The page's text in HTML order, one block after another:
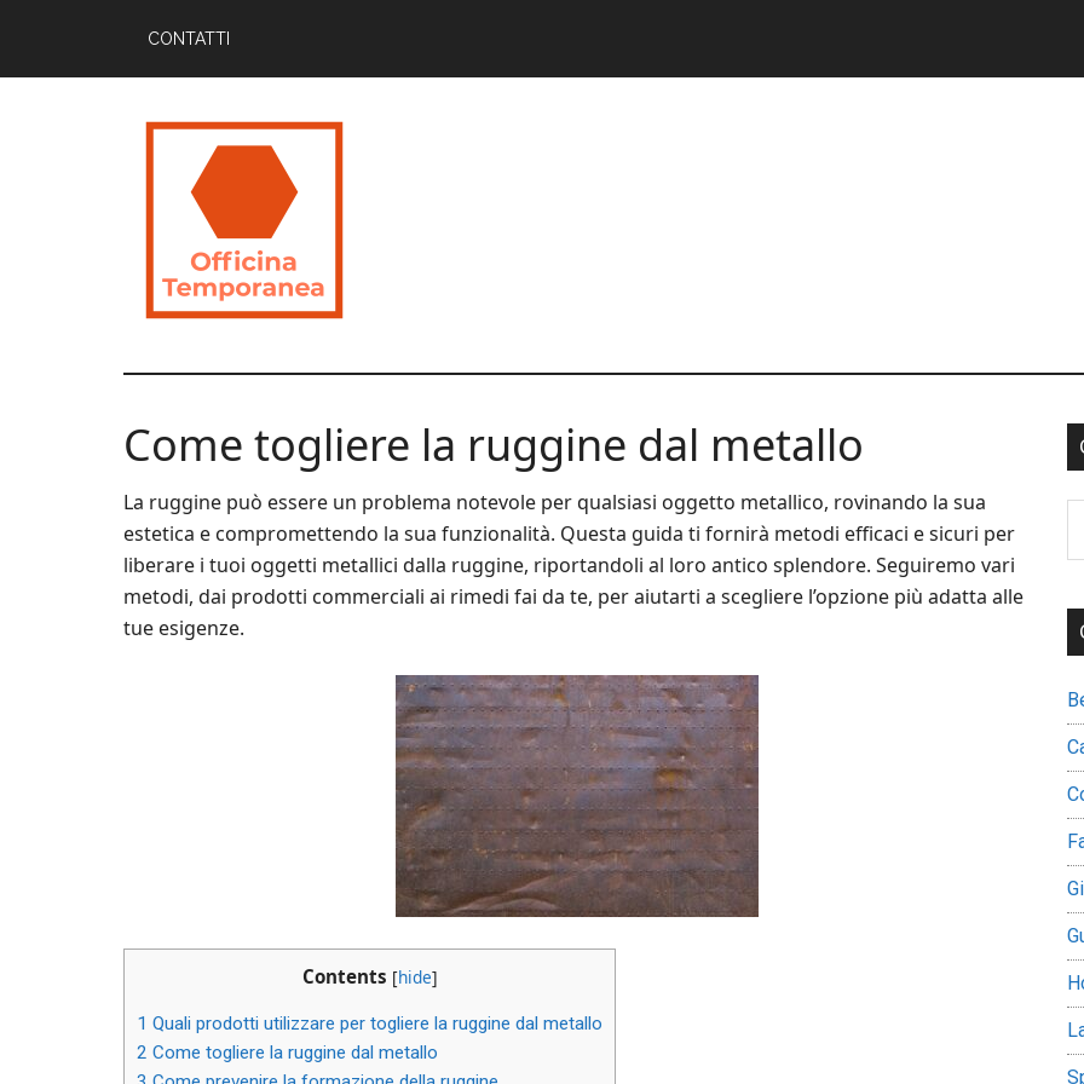
main
primary
footer
CONTATTI
Officina
Temporanea
Utili
Imparare
Come togliere la ruggine dal metallo
La ruggine può essere un problema notevole per qualsiasi oggetto metallico, rovinando la sua
estetica e compromettendo la sua funzionalità. Questa guida ti fornirà metodi efficaci e sicuri per
liberare i tuoi oggetti metallici dalla ruggine, riportandoli al loro antico splendore. Seguiremo vari
metodi, dai prodotti commerciali ai rimedi fai da te, per aiutarti a scegliere l’opzione più adatta alle
tue esigenze.
Contents [hide]
1 Quali prodotti utilizzare per togliere la ruggine dal metallo
2 Come togliere la ruggine dal metallo
...